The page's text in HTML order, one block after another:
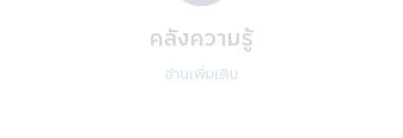
• ผู้บริการภายนอกบริษัทฯ เช่น ผู้ให้บริการ
การจัดส่งเอกสาร, ผู้ให้บริการด้านระบบ IT ผู้
ดำเนินการกรอกข้อมูล, โรงพิมพ์, ผู้ตรวจสอบ
คลังความรู้
อ่านเพิ่มเติม